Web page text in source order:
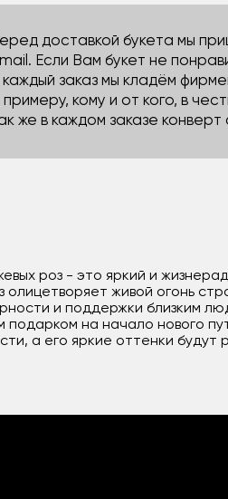
доставкой букета мы
Если Вам букет не
каждый заказ мы кладём
примеру, кому и от кого, в
же в каждом заказе
роз - это яркий и
живой огонь
и поддержки близким
подарком на начало нового
а его яркие оттенки будут